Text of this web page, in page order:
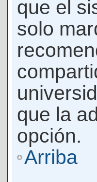
que el
solo
que la
opción.
Arriba